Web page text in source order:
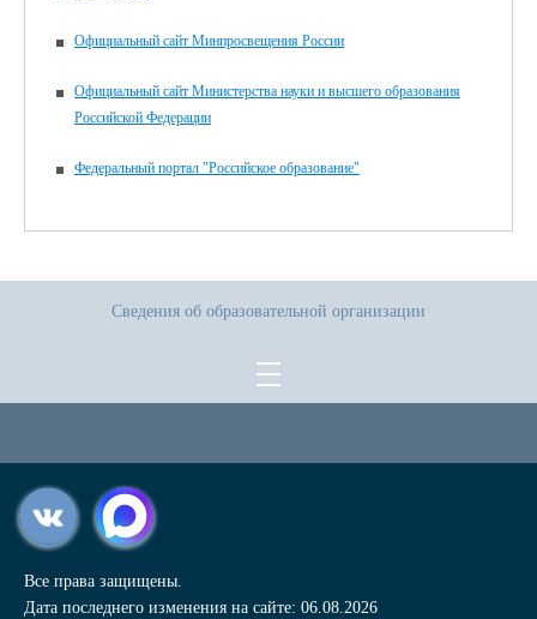
Официальный сайт Минпросвещения России
Официальный сайт Министерства науки и высшего образования
Российской Федерации
Федеральный портал "Российское образование"
Сведения об образовательной организации
Все права защищены.
Дата последнего изменения на сайте: 06.08.2026